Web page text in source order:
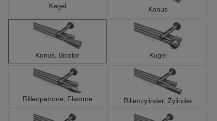
Kegel Konus
Konus, Bicolor Kugel
Rillenpatrone, Flamme Rillenzylinder, Zylinder